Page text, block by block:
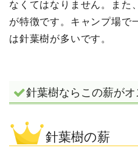
なくてはなりません。また
が特徴です。キャンプ場で
は針葉樹が多いです。
針葉樹ならこの薪がオ
針葉樹の薪